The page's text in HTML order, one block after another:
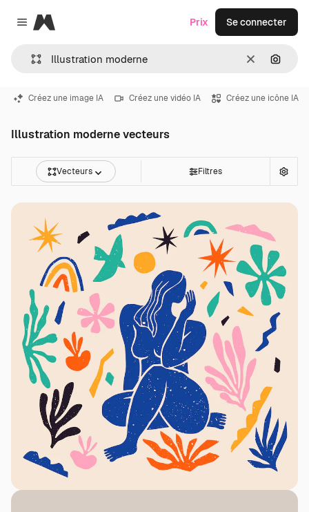
Close menu
Magnific
Effacer
Prix Se connecter
Créez une image IA Créez une vidéo IA Créez une icône IA
Illustration moderne vecteurs
Vecteurs Filtres